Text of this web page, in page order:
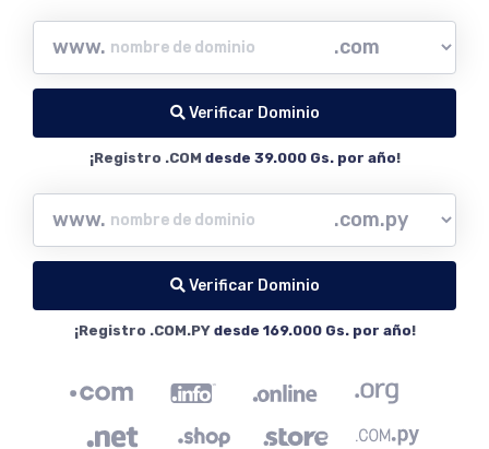
www.
Verificar Dominio
¡Registro .COM desde 39.000 Gs. por año!
www.
Verificar Dominio
¡Registro .COM.PY desde 169.000 Gs. por año!